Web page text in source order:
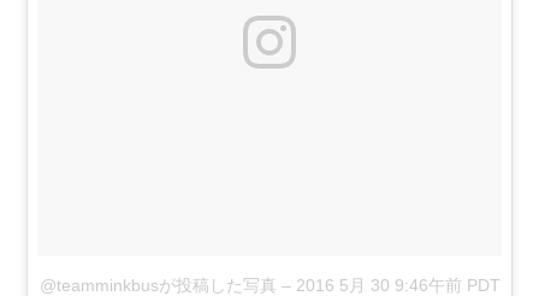
@teamminkbusが投稿した写真 – 2016 5月 30 9:46午前 PDT